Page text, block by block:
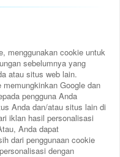
menggunakan cookie untuk
sebelumnya yang
atau situs web lain.
Google dan
pengguna Anda
Anda dan/atau situs lain di
iklan hasil personalisasi
Anda dapat
dari penggunaan cookie
dengan